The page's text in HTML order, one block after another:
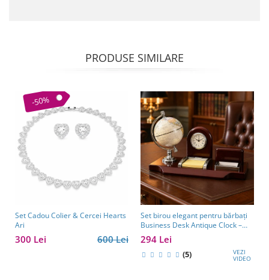
PRODUSE SIMILARE
-50%
Set Cadou Colier & Cercei Hearts
Ari
600 Lei
300 Lei
Set birou elegant pentru bărbați
Business Desk Antique Clock –
cadou premium pentru șef, soț
sau partener de afaceri
294 Lei
(5) VEZI
VIDEO